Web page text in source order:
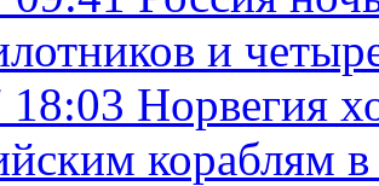
и
18:03 Норвегия
кораблям